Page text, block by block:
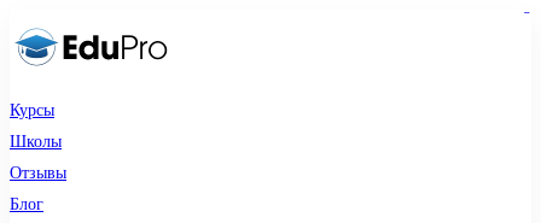
Курсы
Школы
Отзывы
Блог